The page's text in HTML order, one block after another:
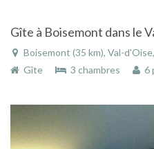
Gîte à Boisemont dans le
Boisemont (35 km), Val-
Gîte
3 chambres 6